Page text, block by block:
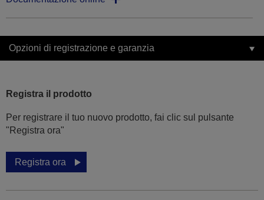
Opzioni di registrazione e garanzia
Registra il prodotto
Per registrare il tuo nuovo prodotto, fai clic sul pulsante
"Registra ora"
Registra ora